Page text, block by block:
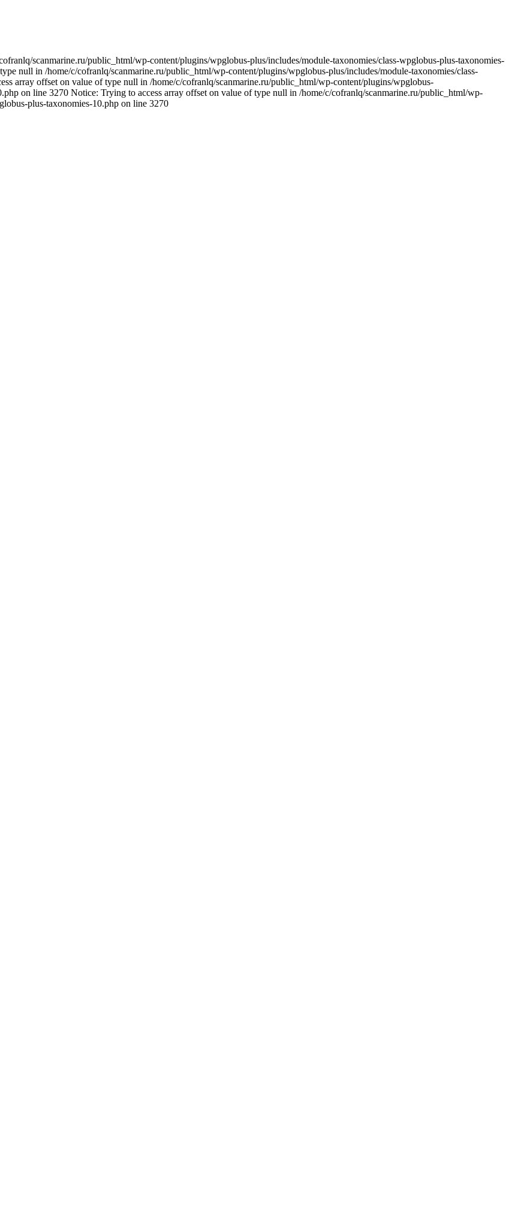
scanmarine.ru/public_html/wp-content/plugins/wpglobus-plus/includes/module-taxonomies/class-wpglobus-plus-taxonomies-
null in /home/c/cofranlq/scanmarine.ru/public_html/wp-content/plugins/wpglobus-plus/includes/module-taxonomies/class-
array offset on value of type null in /home/c/cofranlq/scanmarine.ru/public_html/wp-content/plugins/wpglobus-
on line 3270 Notice: Trying to access array offset on value of type null in /home/c/cofranlq/scanmarine.ru/public_html/wp-
plus-taxonomies-10.php on line 3270